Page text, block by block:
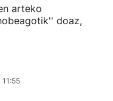
arteko
doaz,